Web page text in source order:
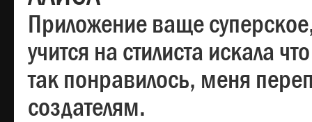
Приложение ваще
учится на стилиста искала
так понравилось, меня
создателям.